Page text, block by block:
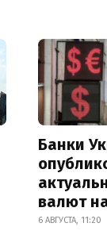
Банки
валют
6 АВГУСТА, 11:20